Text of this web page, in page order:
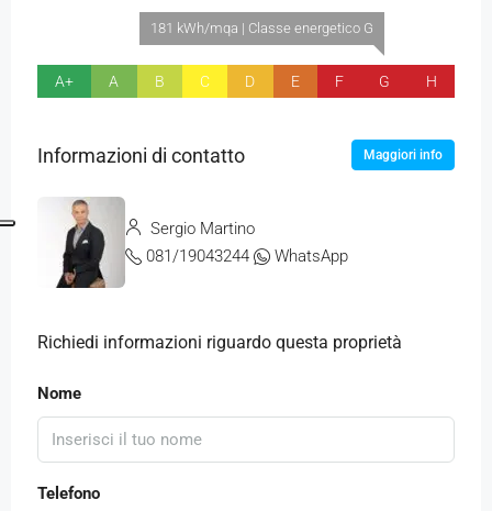
A+ A B C D E F
181 kWh/mqa | Classe energetico G
G H
Informazioni di contatto Maggiori info
Sergio Martino
081/19043244
WhatsApp
Richiedi informazioni riguardo questa proprietà
Nome
Telefono